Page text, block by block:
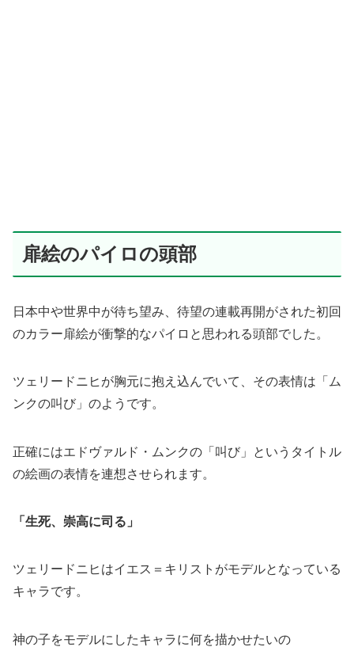
扉絵のパイロの頭部
日本中や世界中が待ち望み、待望の連載再開がされた初回
のカラー扉絵が衝撃的なパイロと思われる頭部でした。
ツェリードニヒが胸元に抱え込んでいて、その表情は「ム
ンクの叫び」のようです。
正確にはエドヴァルド・ムンクの「叫び」というタイトル
の絵画の表情を連想させられます。
「生死、崇高に司る」
ツェリードニヒはイエス＝キリストがモデルとなっている
キャラです。
神の子をモデルにしたキャラに何を描かせたいの